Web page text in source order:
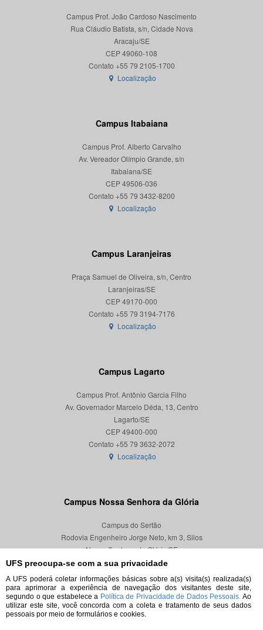
UFS preocupa-se com a sua privacidade
A UFS poderá coletar informações básicas sobre a(s) visita(s) realizada(s)
para aprimorar a experiência de navegação dos visitantes deste site,
segundo o que estabelece a Política de Privacidade de Dados Pessoais. Ao
utilizar este site, você concorda com a coleta e tratamento de seus dados
pessoais por meio de formulários e cookies.
Campus Prof. João Cardoso Nascimento
Rua Cláudio Batista, s/n, Cidade Nova
Aracaju/SE
CEP 49060-108
Localização
Campus Itabaiana
Campus Prof. Alberto Carvalho
Av. Vereador Olímpio Grande, s/n
Itabaiana/SE
CEP 49506-036
Localização
Campus Laranjeiras
Praça Samuel de Oliveira, s/n, Centro
Laranjeiras/SE
CEP 49170-000
Localização
Campus Lagarto
Campus Prof. Antônio Garcia Filho
Av. Governador Marcelo Déda, 13, Centro
Lagarto/SE
CEP 49400-000
Localização
Campus Nossa Senhora da Glória
Campus do Sertão
Rodovia Engenheiro Jorge Neto, km 3, Silos
Nossa Senhora da Glória/SE
CEP 49680-000
Localização